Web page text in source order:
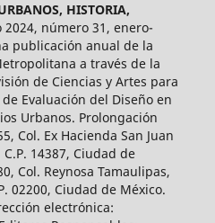
HISTORIA,
2024, número 31, enero-
publicación anual de la
a través de la
de Ciencias y Artes para
Evaluación del Diseño en
Urbanos. Prolongación
Col. Ex Hacienda San Juan
14387, Ciudad de
Col. Reynosa Tamaulipas,
02200, Ciudad de México.
electrónica: